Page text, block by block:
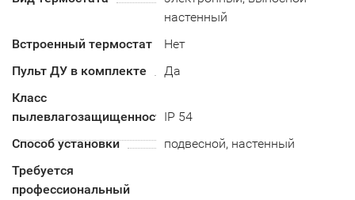
настенный
Встроенный термостат
Нет
Пульт ДУ в комплекте
Да
Класс
пылевлагозащищенностиIP 54
Способ установки
подвесной, настенный
Требуется
профессиональный